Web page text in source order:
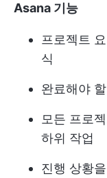
Asana 기능
프로젝트
식
완료해야
모든 프로
하위 작업
진행 상황